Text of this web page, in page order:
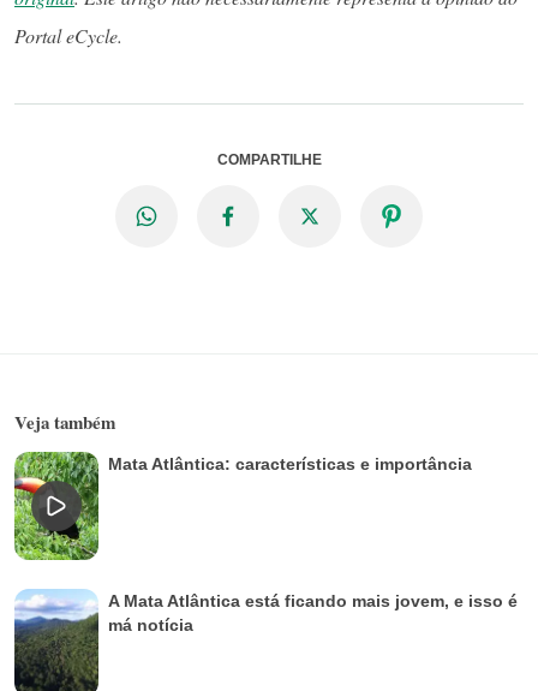
Portal eCycle.
COMPARTILHE
Veja também
Mata Atlântica: características e importância
A Mata Atlântica está ficando mais jovem, e isso é
má notícia